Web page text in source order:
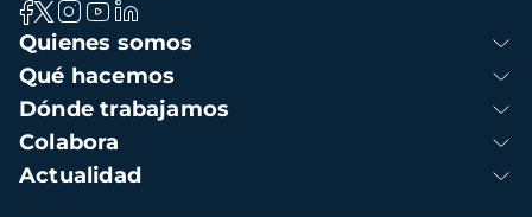
Navegación
principal
Quienes somos
Qué hacemos
Dónde trabajamos
Colabora
Actualidad